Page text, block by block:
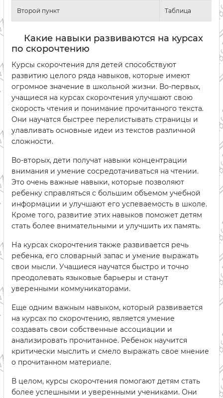
Второй пункт Таблица
Какие навыки развиваются на курсах
по скорочтению
Курсы скорочтения для детей способствуют
развитию целого ряда навыков, которые имеют
огромное значение в школьной жизни. Во-первых,
учащиеся на курсах скорочтения улучшают свою
скорость чтения и понимание прочитанного текста.
Они научатся быстрее перелистывать страницы и
улавливать основные идеи из текстов различной
сложности.
Во-вторых, дети получат навыки концентрации
внимания и умение сосредотачиваться на чтении.
Это очень важные навыки, которые позволяют
ребенку справляться с большим объемом учебной
информации и улучшают его успеваемость в школе.
Кроме того, развитие этих навыков поможет детям
стать более внимательными и улучшить их память.
На курсах скорочтения также развивается речь
ребенка, его словарный запас и умение выражать
свои мысли. Учащиеся научатся быстро и точно
преодолевать языковые барьеры и станут
уверенными коммуникаторами.
Еще одним важным навыком, который развивается
на курсах по скорочтению, является умение
создавать свои собственные ассоциации и
анализировать прочитанное. Ребенок научится
критически мыслить и смело выражать свое мнение
о прочитанном материале.
В целом, курсы скорочтения помогают детям стать
более успешными и уверенными учениками. Они